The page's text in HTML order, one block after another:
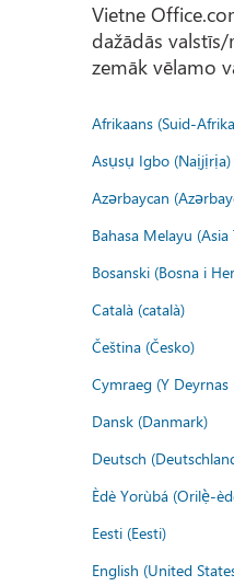
Vietne
dažādās
zemāk vēlamo
Afrikaans (Suid-
Asụsụ Igbo (Naịjịrịa)
Azərbaycan
Bahasa Melayu
Bosanski (Bosna i
Català (català)
Čeština (Česko)
Cymraeg (Y
Dansk (Danmark)
Deutsch
Èdè Yorùbá (Orilẹ̀-
Eesti (Eesti)
English (United